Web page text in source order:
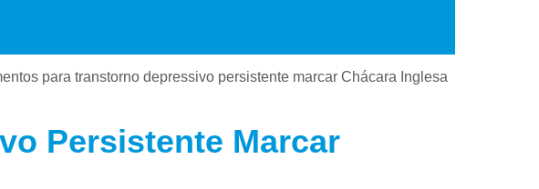
Especialista em Transtorno de Uso de Cocaína
em Transtorno de Uso de Drogas Sintéticas
para transtorno depressivo persistente marcar Chácara Inglesa
Persistente Marcar